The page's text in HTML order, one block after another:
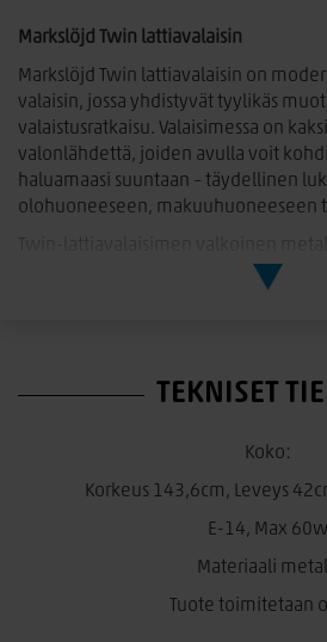
Markslöjd Twin lattiavalaisin
Markslöjd Twin lattiavalaisin on
valaisin, jossa yhdistyvät tyylikäs
valaistusratkaisu. Valaisimessa on
valonlähdettä, joiden avulla voit
haluamaasi suuntaan – täydellinen
olohuoneeseen, makuuhuoneeseen
tuovat sisustukseen raikkautta ja
Kaksi säädettävää valonlähdettä
TEKNISET
Koko:
Korkeus 143,6cm, Leveys
E-14, Max 60w
Materiaali
Tuote toimitetaan